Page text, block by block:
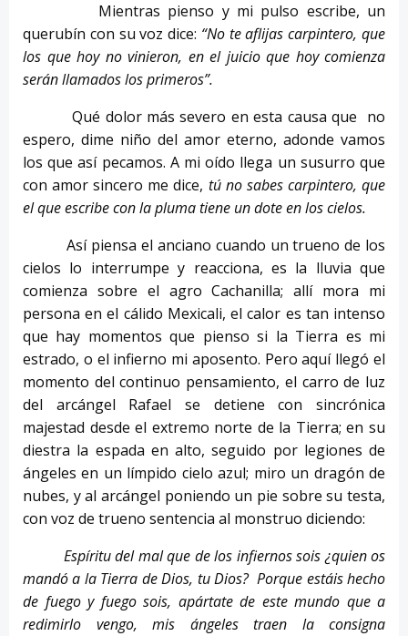
Mientras pienso y mi pulso escribe, un
querubín con su voz dice: “No te aflijas carpintero, que
los que hoy no vinieron, en el juicio que hoy comienza
serán llamados los primeros”.
Qué dolor más severo en esta causa que no
espero, dime niño del amor eterno, adonde vamos
los que así pecamos. A mi oído llega un susurro que
con amor sincero me dice, tú no sabes carpintero, que
el que escribe con la pluma tiene un dote en los cielos.
Así piensa el anciano cuando un trueno de los
cielos lo interrumpe y reacciona, es la lluvia que
comienza sobre el agro Cachanilla; allí mora mi
persona en el cálido Mexicali, el calor es tan intenso
que hay momentos que pienso si la Tierra es mi
estrado, o el infierno mi aposento. Pero aquí llegó el
momento del continuo pensamiento, el carro de luz
del arcángel Rafael se detiene con sincrónica
majestad desde el extremo norte de la Tierra; en su
diestra la espada en alto, seguido por legiones de
ángeles en un límpido cielo azul; miro un dragón de
nubes, y al arcángel poniendo un pie sobre su testa,
con voz de trueno sentencia al monstruo diciendo:
Espíritu del mal que de los infiernos sois ¿quien os
mandó a la Tierra de Dios, tu Dios? Porque estáis hecho
de fuego y fuego sois, apártate de este mundo que a
redimirlo vengo, mis ángeles traen la consigna